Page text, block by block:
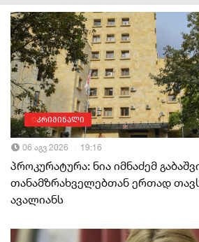
კრიმინალი
06 აგვ 2026 19:16
პროკურატურა: ნია იმნაძემ
თანამზრახველებთან ერთად
ავალიანს